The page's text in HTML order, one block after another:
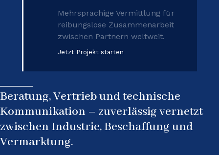
Mehrsprachige Vermittlung für
reibungslose Zusammenarbeit
zwischen Partnern weltweit.
Jetzt Projekt starten
Beratung, Vertrieb und technische
Kommunikation – zuverlässig vernetzt
zwischen Industrie, Beschaffung und
Vermarktung.